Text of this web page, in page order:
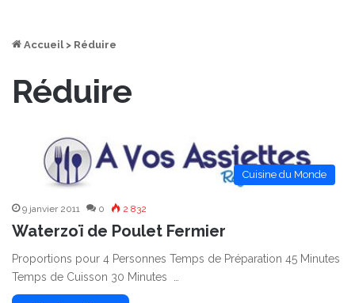
Accueil > Réduire
Réduire
Cuisine du Monde
9 janvier 2011 0 2 832
Waterzoï de Poulet Fermier
Proportions pour 4 Personnes Temps de Préparation 45 Minutes
Temps de Cuisson 30 Minutes …